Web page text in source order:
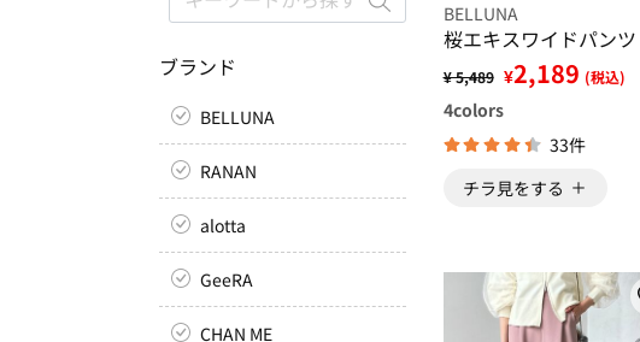
ブランド
BELLUNA
RANAN
alotta
GeeRA
CHAN ME
BELLUNA
桜エキスワイドパンツ
¥ 5,489 ¥2,189 (税込)
4colors
33件
チラ見をする